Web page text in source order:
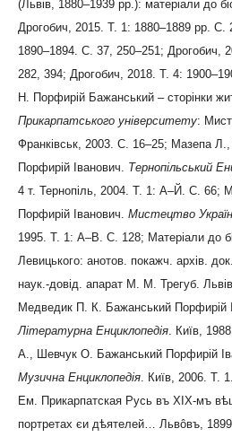
(Львів, 1880–1939 рр.): матеріали до
Дрогобич, 2015. Т. 1: 1880–1889 рр. С.
1890–1894. С. 37, 250–251; Дрогобич,
282, 394; Дрогобич, 2018. Т. 4:
Н. Порфирій Бажанський – сторінки
Прикарпатського університету:
Франківськ, 2003. С. 16–25; Мазепа
Порфирій Іванович. Тернопільський
4 т. Тернопіль, 2004. Т. 1: А–Й. С. 66;
Порфирій Іванович. Мистецтво
1995. Т. 1: А–В. С. 128; Матеріали до
Левицького: анотов. покажч. архів.
наук.-довід. апарат М. М. Трегуб.
Медведик П. К. Бажанський Порфирій
Літературна Енциклопедія . Київ,
А., Шевчук О. Бажанський Порфирій
Музична Енциклопедія . Київ, 2006. Т.
Ем. Прикарпатская Русь въ XIX-мъ
портретах єи дѣятелей… Львôвъ,